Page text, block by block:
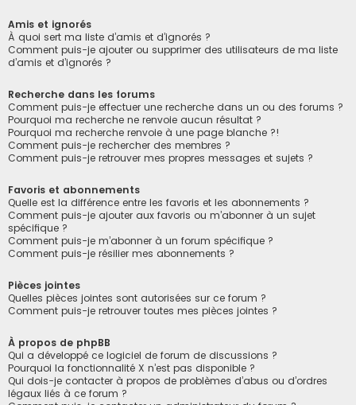
Amis et ignorés
À quoi sert ma liste d’amis et d’ignorés ?
Comment puis-je ajouter ou supprimer des utilisateurs de ma liste
d’amis et d’ignorés ?
Recherche dans les forums
Comment puis-je effectuer une recherche dans un ou des forums ?
Pourquoi ma recherche ne renvoie aucun résultat ?
Pourquoi ma recherche renvoie à une page blanche ?!
Comment puis-je rechercher des membres ?
Comment puis-je retrouver mes propres messages et sujets ?
Favoris et abonnements
Quelle est la différence entre les favoris et les abonnements ?
Comment puis-je ajouter aux favoris ou m’abonner à un sujet
spécifique ?
Comment puis-je m’abonner à un forum spécifique ?
Comment puis-je résilier mes abonnements ?
Pièces jointes
Quelles pièces jointes sont autorisées sur ce forum ?
Comment puis-je retrouver toutes mes pièces jointes ?
À propos de phpBB
Qui a développé ce logiciel de forum de discussions ?
Pourquoi la fonctionnalité X n’est pas disponible ?
Qui dois-je contacter à propos de problèmes d’abus ou d’ordres
légaux liés à ce forum ?